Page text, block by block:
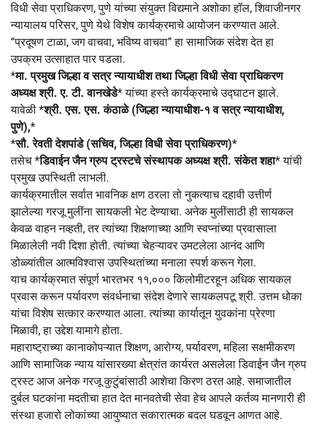
विधी सेवा प्राधिकरण, पुणे यांच्या संयुक्त विद्यमाने अशोका हॉल, शिवाजीनगर
न्यायालय परिसर, पुणे येथे विशेष कार्यक्रमाचे आयोजन करण्यात आले.
“प्रदूषण टाळा, जग वाचवा, भविष्य वाचवा” हा सामाजिक संदेश देत हा
उपक्रम उत्साहात पार पडला.
*मा. प्रमुख जिल्हा व सत्र न्यायाधीश तथा जिल्हा विधी सेवा प्राधिकरण
अध्यक्ष श्री. ए. टी. वानखेडे* यांच्या हस्ते कार्यक्रमाचे उद्घाटन झाले.
यावेळी *श्री. एस. एस. कंठाळे (जिल्हा न्यायाधीश-१ व सत्र न्यायाधीश,
पुणे),*
*सौ. रेवती देशपांडे (सचिव, जिल्हा विधी सेवा प्राधिकरण)*
तसेच *डिवाईन जैन ग्रुप ट्रस्टचे संस्थापक अध्यक्ष श्री. संकेत शहा* यांची
प्रमुख उपस्थिती लाभली.
कार्यक्रमातील सर्वात भावनिक क्षण ठरला तो नुकत्याच दहावी उत्तीर्ण
झालेल्या गरजू मुलींना सायकली भेट देण्याचा. अनेक मुलींसाठी ही सायकल
केवळ वाहन नव्हती, तर त्यांच्या शिक्षणाच्या आणि स्वप्नांच्या प्रवासाला
मिळालेली नवी दिशा होती. त्यांच्या चेहऱ्यावर उमटलेला आनंद आणि
डोळ्यांतील आत्मविश्वास उपस्थितांच्या मनाला स्पर्श करून गेला.
याच कार्यक्रमात संपूर्ण भारतभर ११,००० किलोमीटरहून अधिक सायकल
प्रवास करून पर्यावरण संवर्धनाचा संदेश देणारे सायकलपटू श्री. उत्तम धोका
यांचा विशेष सत्कार करण्यात आला. त्यांच्या कार्यातून युवकांना प्रेरणा
मिळावी, हा उद्देश यामागे होता.
महाराष्ट्राच्या कानाकोपऱ्यात शिक्षण, आरोग्य, पर्यावरण, महिला सक्षमीकरण
आणि सामाजिक न्याय यांसारख्या क्षेत्रांत कार्यरत असलेला डिवाईन जैन ग्रुप
ट्रस्ट आज अनेक गरजू कुटुंबांसाठी आशेचा किरण ठरत आहे. समाजातील
दुर्बल घटकांना मदतीचा हात देत मानवतेची सेवा हेच आपले कर्तव्य मानणारी ही
संस्था हजारो लोकांच्या आयुष्यात सकारात्मक बदल घडवून आणत आहे.